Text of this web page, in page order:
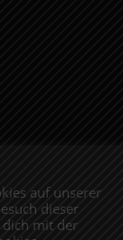
auf unserer
dieser
mit der